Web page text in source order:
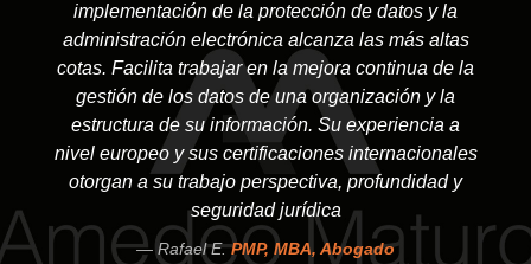
implementación de la protección de datos y la
administración electrónica alcanza las más altas
cotas. Facilita trabajar en la mejora continua de la
gestión de los datos de una organización y la
estructura de su información. Su experiencia a
nivel europeo y sus certificaciones internacionales
otorgan a su trabajo perspectiva, profundidad y
seguridad jurídica
Rafael E.PMP, MBA, Abogado